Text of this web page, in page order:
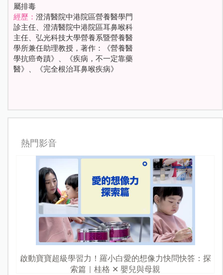
屬排毒
經歷： 澄清醫院中港院區營養醫學門
診主任、澄清醫院中港院區耳鼻喉科
主任、弘光科技大學營養系暨營養醫
學所兼任助理教授，著作：《營養醫
學抗癌奇蹟》、《疾病，不一定靠藥
醫》、《完全根治耳鼻喉疾病》
熱門影音
啟動寶寶超級學習力！羅小白愛的想像力快問快答：探
索篇｜桂格 ✕ 嬰兒與母親